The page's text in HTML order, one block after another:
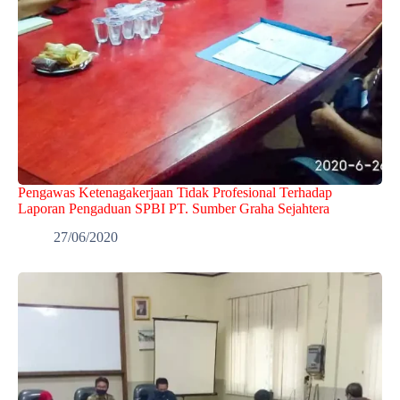
Pengawas Ketenagakerjaan Tidak Profesional Terhadap
Laporan Pengaduan SPBI PT. Sumber Graha Sejahtera
27/06/2020